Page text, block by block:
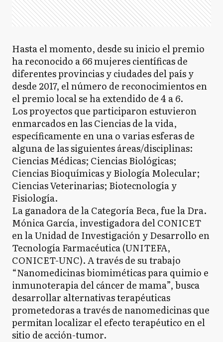
Hasta el momento, desde su inicio el premio
ha reconocido a 66 mujeres científicas de
diferentes provincias y ciudades del país y
desde 2017, el número de reconocimientos en
el premio local se ha extendido de 4 a 6.
Los proyectos que participaron estuvieron
enmarcados en las Ciencias de la vida,
específicamente en una o varias esferas de
alguna de las siguientes áreas/disciplinas:
Ciencias Médicas; Ciencias Biológicas;
Ciencias Bioquímicas y Biología Molecular;
Ciencias Veterinarias; Biotecnología y
Fisiología.
La ganadora de la Categoría Beca, fue la Dra.
Mónica García, investigadora del CONICET
en la Unidad de Investigación y Desarrollo en
Tecnología Farmacéutica (UNITEFA,
CONICET-UNC). A través de su trabajo
“Nanomedicinas biomiméticas para quimio e
inmunoterapia del cáncer de mama”, busca
desarrollar alternativas terapéuticas
prometedoras a través de nanomedicinas que
permitan localizar el efecto terapéutico en el
sitio de acción-tumor.